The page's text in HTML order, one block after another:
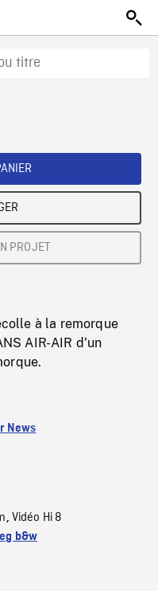
PROJET
à la remorque
AIR-AIR d'un
News
, Vidéo Hi 8
b&w